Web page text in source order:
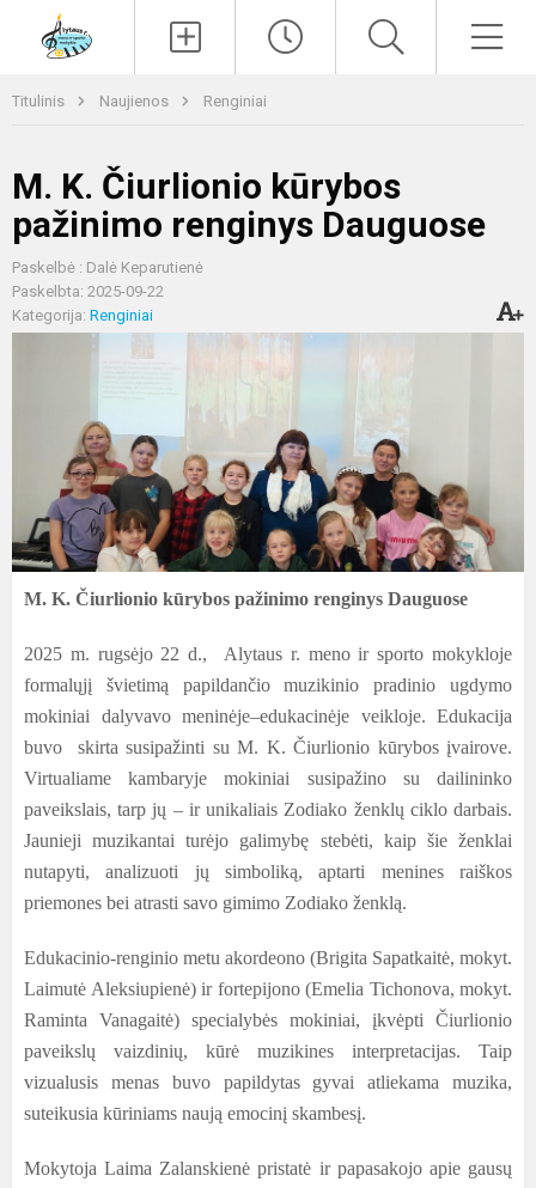
Titulinis Naujienos Renginiai
M. K. Čiurlionio kūrybos
pažinimo renginys Dauguose
Paskelbė : Dalė Keparutienė
Paskelbta: 2025-09-22
Kategorija: Renginiai
M. K. Čiurlionio kūrybos pažinimo renginys Dauguose
2025 m. rugsėjo 22 d., Alytaus r. meno ir sporto mokykloje
formalųjį švietimą papildančio muzikinio pradinio ugdymo
mokiniai dalyvavo meninėje–edukacinėje veikloje. Edukacija
buvo skirta susipažinti su M. K. Čiurlionio kūrybos įvairove.
Virtualiame kambaryje mokiniai susipažino su dailininko
paveikslais, tarp jų – ir unikaliais Zodiako ženklų ciklo darbais.
Jaunieji muzikantai turėjo galimybę stebėti, kaip šie ženklai
nutapyti, analizuoti jų simboliką, aptarti menines raiškos
priemones bei atrasti savo gimimo Zodiako ženklą.
Edukacinio-renginio metu akordeono (Brigita Sapatkaitė, mokyt.
Laimutė Aleksiupienė) ir fortepijono (Emelia Tichonova, mokyt.
Raminta Vanagaitė) specialybės mokiniai, įkvėpti Čiurlionio
paveikslų vaizdinių, kūrė muzikines interpretacijas. Taip
vizualusis menas buvo papildytas gyvai atliekama muzika,
suteikusia kūriniams naują emocinį skambesį.
Mokytoja Laima Zalanskienė pristatė ir papasakojo apie gausų